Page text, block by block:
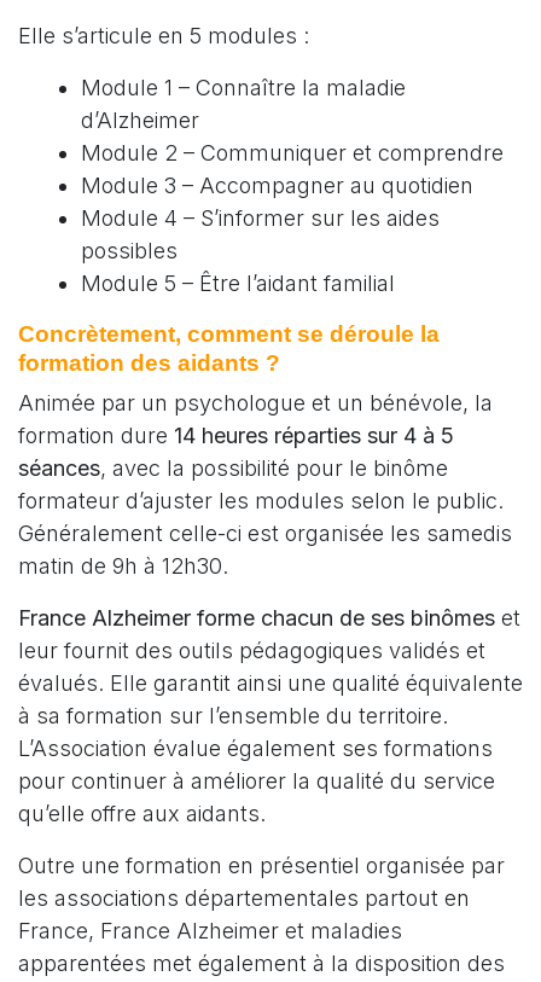
Elle s’articule en 5 modules :
Module 1 – Connaître la maladie
d’Alzheimer
Module 2 – Communiquer et comprendre
Module 3 – Accompagner au quotidien
Module 4 – S’informer sur les aides
possibles
Module 5 – Être l’aidant familial
Concrètement, comment se déroule la
formation des aidants ?
Animée par un psychologue et un bénévole, la
formation dure 14 heures réparties sur 4 à 5
séances, avec la possibilité pour le binôme
formateur d’ajuster les modules selon le public.
Généralement celle-ci est organisée les samedis
matin de 9h à 12h30.
France Alzheimer forme chacun de ses binômes et
leur fournit des outils pédagogiques validés et
évalués. Elle garantit ainsi une qualité équivalente
à sa formation sur l’ensemble du territoire.
L’Association évalue également ses formations
pour continuer à améliorer la qualité du service
qu’elle offre aux aidants.
Outre une formation en présentiel organisée par
les associations départementales partout en
France, France Alzheimer et maladies
apparentées met également à la disposition des